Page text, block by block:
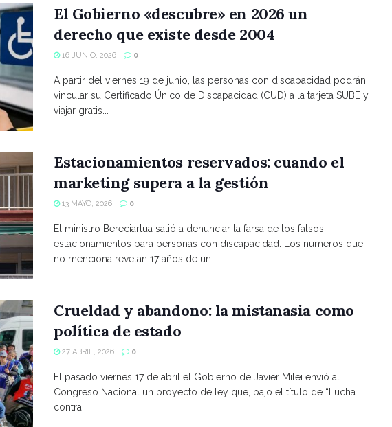
El Gobierno «descubre» en 2026 un
derecho que existe desde 2004
16 JUNIO, 2026 0
A partir del viernes 19 de junio, las personas con discapacidad podrán
vincular su Certificado Único de Discapacidad (CUD) a la tarjeta SUBE y
viajar gratis...
Estacionamientos reservados: cuando el
marketing supera a la gestión
13 MAYO, 2026 0
El ministro Bereciartua salió a denunciar la farsa de los falsos
estacionamientos para personas con discapacidad. Los numeros que
no menciona revelan 17 años de un...
Crueldad y abandono: la mistanasia como
política de estado
27 ABRIL, 2026 0
El pasado viernes 17 de abril el Gobierno de Javier Milei envió al
Congreso Nacional un proyecto de ley que, bajo el título de “Lucha
contra...